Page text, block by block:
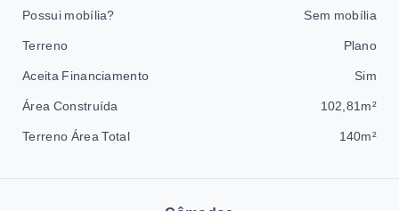
Possui mobília? Sem mobília
Terreno Plano
Aceita Financiamento Sim
Área Construída 102,81m²
Terreno Área Total 140m²